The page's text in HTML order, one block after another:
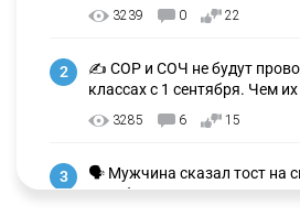
3239 0 22
2
✍️ СОР и СОЧ не будут
классах с 1 сентября. Чем
3285 6 15
3
🗣 Мужчина сказал тост на
заработал уголовное дело